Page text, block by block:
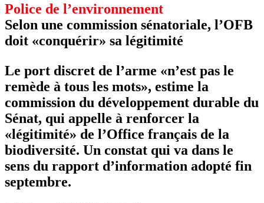
Police de l’environnement
Selon une commission sénatoriale, l’OFB
doit «conquérir» sa légitimité
Le port discret de l’arme «n’est pas le
remède à tous les mots», estime la
commission du développement durable du
Sénat, qui appelle à renforcer la
«légitimité» de l’Office français de la
biodiversité. Un constat qui va dans le
sens du rapport d’information adopté fin
septembre.